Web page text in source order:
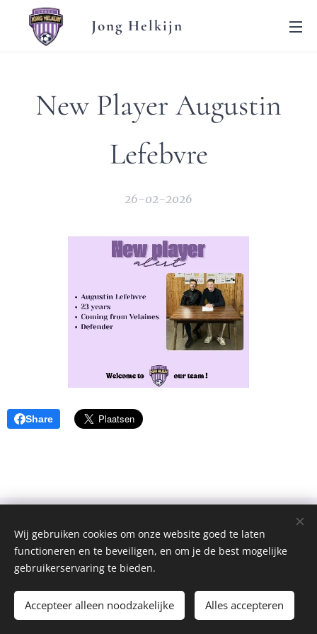
Jong Helkijn
New Player Augustin
Lefebvre
26-02-2026
Share
Jong Helkijn
Nederlands
Français
Wij gebruiken cookies om onze website goed te laten
functioneren en te beveiligen, en om je de best mogelijke
gebruikerservaring te bieden.
Accepteer alleen noodzakelijke Alles accepteren